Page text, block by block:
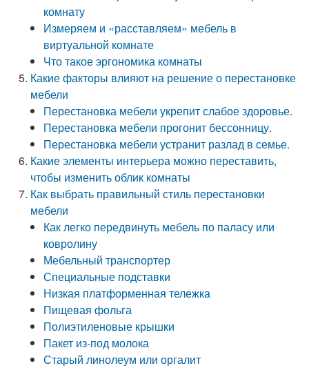
комнату
Измеряем и «расставляем» мебель в
виртуальной комнате
Что такое эргономика комнаты
Какие факторы влияют на решение о перестановке
мебели
Перестановка мебели укрепит слабое здоровье.
Перестановка мебели прогонит бессонницу.
Перестановка мебели устранит разлад в семье.
Какие элементы интерьера можно переставить,
чтобы изменить облик комнаты
Как выбрать правильный стиль перестановки
мебели
Как легко передвинуть мебель по паласу или
ковролину
Мебельный транспортер
Специальные подставки
Низкая платформенная тележка
Пищевая фольга
Полиэтиленовые крышки
Пакет из-под молока
Старый линолеум или оргалит